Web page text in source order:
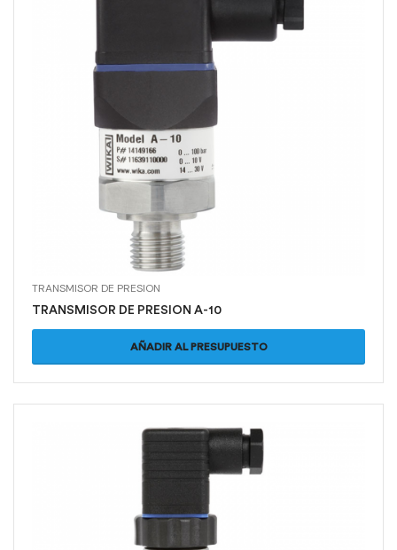
TRANSMISOR DE PRESION
TRANSMISOR DE PRESION A-10
AÑADIR AL PRESUPUESTO